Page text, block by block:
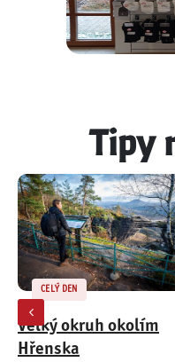
Tipy
CELÝ DEN
Velký okruh okolím
Hřenska